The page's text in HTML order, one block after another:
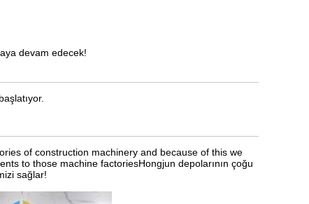
devam edecek!
of construction machinery and because of this we
to those machine factoriesHongjun depolarının çoğu
sağlar!